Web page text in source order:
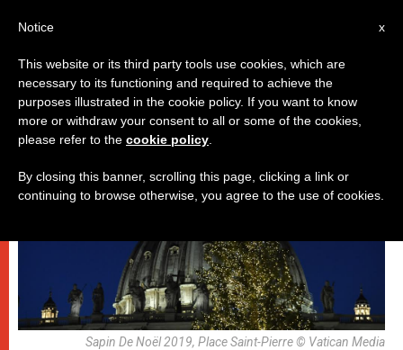
حاضرة الفاتيكان
Sapin De Noël 2019, Place Saint-Pierre © Vatican Media
x
Notice
This website or its third party tools use cookies, which are
necessary to its functioning and required to achieve the
purposes illustrated in the cookie policy. If you want to know
more or withdraw your consent to all or some of the cookies,
please refer to the cookie policy
By closing this banner, scrolling this page, clicking a link or
continuing to browse otherwise, you agree to the use of cookies.